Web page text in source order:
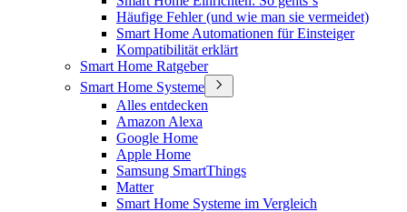
Häufige Fehler (und wie man sie vermeidet)
Smart Home Automationen für Einsteiger
Kompatibilität erklärt
Smart Home Ratgeber
Smart Home Systeme
Alles entdecken
Amazon Alexa
Google Home
Apple Home
Samsung SmartThings
Matter
Smart Home Systeme im Vergleich